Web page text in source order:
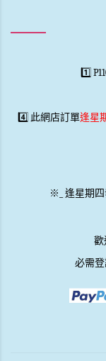
1️⃣
4️⃣ 此網店訂單逢星
※ 逢星期
歡
必需